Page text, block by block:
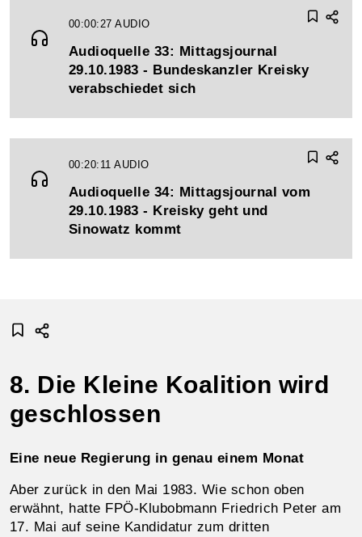
00:00:27AUDIO
Audioquelle 33: Mittagsjournal
29.10.1983 - Bundeskanzler Kreisky
verabschiedet sich
00:20:11AUDIO
Audioquelle 34: Mittagsjournal vom
29.10.1983 - Kreisky geht und
Sinowatz kommt
8. Die Kleine Koalition wird
geschlossen
Eine neue Regierung in genau einem Monat
Aber zurück in den Mai 1983. Wie schon oben
erwähnt, hatte FPÖ-Klubobmann Friedrich Peter am
17. Mai auf seine Kandidatur zum dritten